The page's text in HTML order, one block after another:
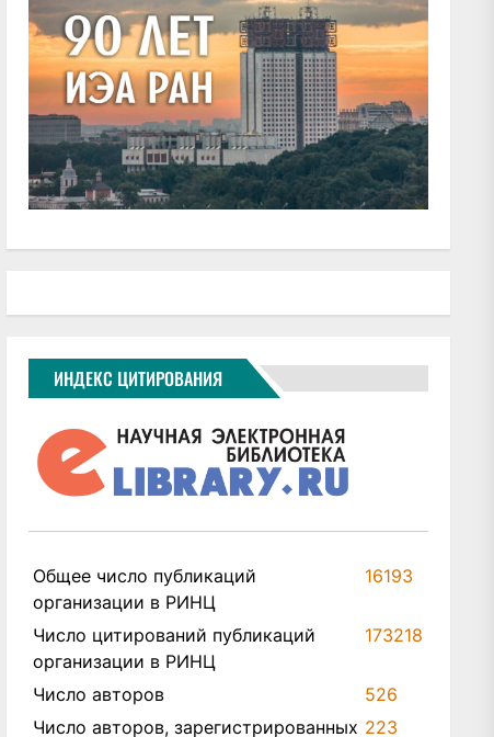
ИНДЕКС ЦИТИРОВАНИЯ
Общее число публикаций
организации в РИНЦ
16193
Число цитирований публикаций
организации в РИНЦ
173218
Число авторов
526
Число авторов, зарегистрированных 223